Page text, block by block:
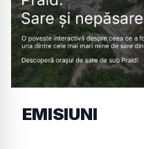
EMISIUNI